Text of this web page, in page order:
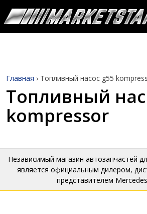
Главная › Топливный насос g55
Топливный
kompressor
Независимый магазин автозапчастей
является официальным дилером,
представителем